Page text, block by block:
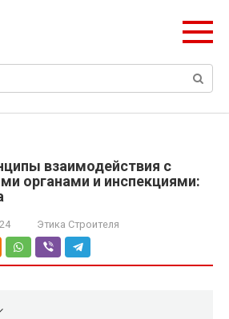
взаимодействия с
органами и инспекциями:
Этика Строителя